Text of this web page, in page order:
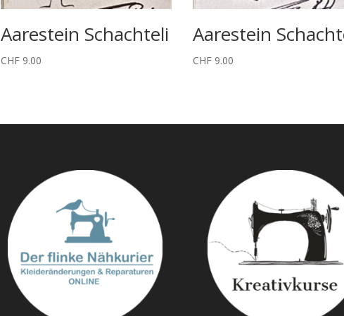
Aarestein Schachteli
CHF9.00
Aarestein
CHF 9.00